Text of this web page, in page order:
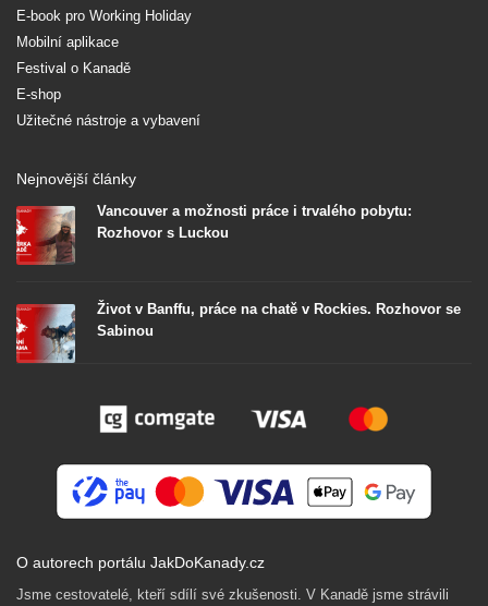
E-book pro Working Holiday
Mobilní aplikace
Festival o Kanadě
E-shop
Užitečné nástroje a vybavení
Nejnovější články
Vancouver a možnosti práce i trvalého pobytu:
Rozhovor s Luckou
Život v Banffu, práce na chatě v Rockies. Rozhovor se
Sabinou
O autorech portálu JakDoKanady.cz
Jsme cestovatelé, kteří sdílí své zkušenosti. V Kanadě jsme strávili